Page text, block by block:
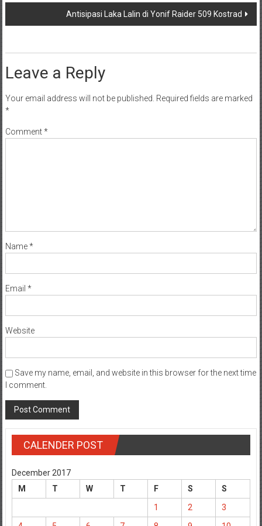
Antisipasi Laka Lalin di Yonif Raider 509 Kostrad
Leave a Reply
Your email address will not be published. Required fields are marked
*
Comment*
Name*
Email *
Website
Save my name, email, and website in this browser for the next time
I comment.
CALENDER POST
December 2017
M
T W T F S
S
1
2
3